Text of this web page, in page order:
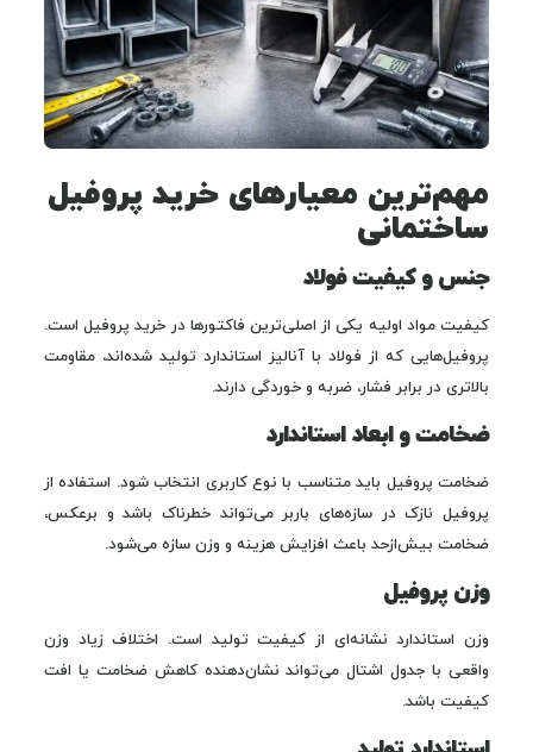
مهم‌ترین معیارهای خرید پروفیل
ساختمانی
جنس و کیفیت فولاد
کیفیت مواد اولیه یکی از اصلی‌ترین فاکتورها در خرید پروفیل است.
پروفیل‌هایی که از فولاد با آنالیز استاندارد تولید شده‌اند، مقاومت
بالاتری در برابر فشار، ضربه و خوردگی دارند.
ضخامت و ابعاد استاندارد
ضخامت پروفیل باید متناسب با نوع کاربری انتخاب شود. استفاده از
پروفیل نازک در سازه‌های باربر می‌تواند خطرناک باشد و برعکس،
ضخامت بیش‌ازحد باعث افزایش هزینه و وزن سازه می‌شود.
وزن پروفیل
وزن استاندارد نشانه‌ای از کیفیت تولید است. اختلاف زیاد وزن
واقعی با جدول اشتال می‌تواند نشان‌دهنده کاهش ضخامت یا افت
کیفیت باشد.